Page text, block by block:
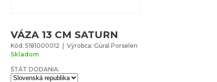
VÁZA 13 CM SATURN
Kód: 5181000012 | Výrobca: Güral Porselen
Skladom
ŠTÁT DODANIA: